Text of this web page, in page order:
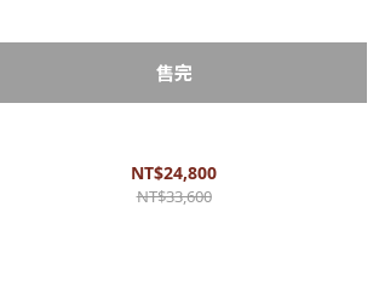
售完
NT$24,800
NT$33,600